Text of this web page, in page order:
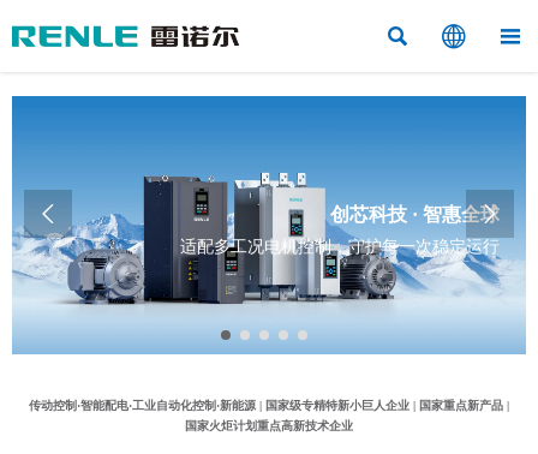
  
创芯科技 · 智惠全球
适配多工况电机控制，守护每一次稳定运行
 
传动控制·智能配电·工业自动化控制·新能源 | 国家级专精特新小巨人企业 | 国家重点新产品 |
国家火炬计划重点高新技术企业